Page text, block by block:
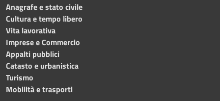
Anagrafe e stato civile
Cultura e tempo libero
Vita lavorativa
Imprese e Commercio
Appalti pubblici
Catasto e urbanistica
Turismo
Mobilità e trasporti